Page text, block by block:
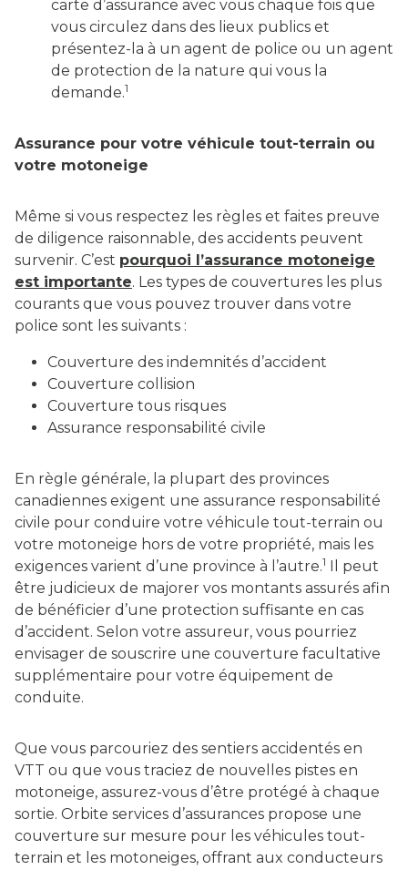
carte d’assurance avec vous chaque fois que
vous circulez dans des lieux publics et
présentez-la à un agent de police ou un agent
de protection de la nature qui vous la
demande.1
Assurance pour votre véhicule tout-terrain ou
votre motoneige
Même si vous respectez les règles et faites preuve
de diligence raisonnable, des accidents peuvent
survenir. C’est pourquoi l’assurance motoneige
est importante. Les types de couvertures les plus
courants que vous pouvez trouver dans votre
police sont les suivants :
Couverture des indemnités d’accident
Couverture collision
Couverture tous risques
Assurance responsabilité civile
En règle générale, la plupart des provinces
canadiennes exigent une assurance responsabilité
civile pour conduire votre véhicule tout-terrain ou
votre motoneige hors de votre propriété, mais les
exigences varient d’une province à l’autre.1
Il peut
être judicieux de majorer vos montants assurés afin
de bénéficier d’une protection suffisante en cas
d’accident. Selon votre assureur, vous pourriez
envisager de souscrire une couverture facultative
supplémentaire pour votre équipement de
conduite.
Que vous parcouriez des sentiers accidentés en
VTT ou que vous traciez de nouvelles pistes en
motoneige, assurez-vous d’être protégé à chaque
sortie. Orbite services d’assurances propose une
couverture sur mesure pour les véhicules tout-
terrain et les motoneiges, offrant aux conducteurs